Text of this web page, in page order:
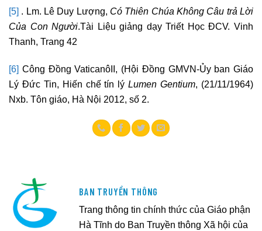
[5] . Lm. Lê Duy Lượng, Có Thiên Chúa Không Câu trả Lời
Của Con Người.Tài Liệu giảng dạy Triết Học ĐCV. Vinh
Thanh, Trang 42
[6] Công Đồng VaticanôII, (Hội Đồng GMVN-Ủy ban Giáo
Lý Đức Tin, Hiến chế tín lýLumen Gentium, (21/11/1964)
Nxb. Tôn giáo, Hà Nội 2012, số 2.
BAN TRUYỀN THÔNG
Trang thông tin chính thức của Giáo phận
Hà Tĩnh do Ban Truyền thông Xã hội của